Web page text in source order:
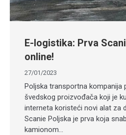
E-logistika: Prva
online!
27/01/2023
Poljska transportna kompanija
švedskog proizvođača koji je
interneta koristeći novi alat za
Scanie Poljska je prva koja
kamionom…